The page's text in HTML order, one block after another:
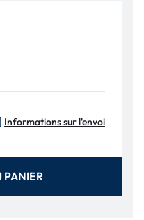
Informations sur l'envoi
PANIER